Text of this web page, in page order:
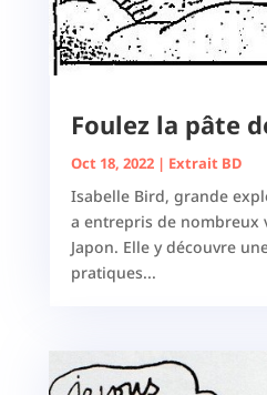
Foulez la pâte
Oct 18, 2022| Extrait BD
Isabelle Bird, grande
a entrepris de nombreux
Japon. Elle y découvre
pratiques...